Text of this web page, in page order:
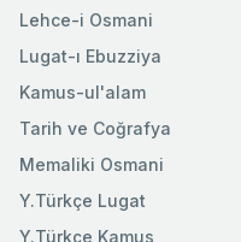
Lehce-i Osmani
Lugat-ı Ebuzziya
Kamus-ul'alam
Tarih ve Coğrafya
Memaliki Osmani
Y.Türkçe Lugat
Y.Türkçe Kamus